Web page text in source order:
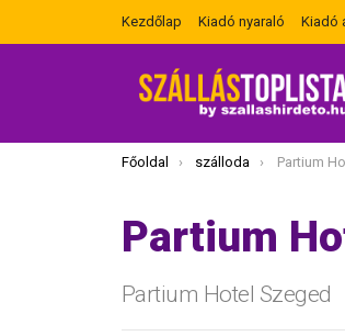
Kezdőlap Kiadó nyaraló Kiadó
Itt vagy most:
Főoldal szálloda Partium
Partium
Partium Hotel Szeged